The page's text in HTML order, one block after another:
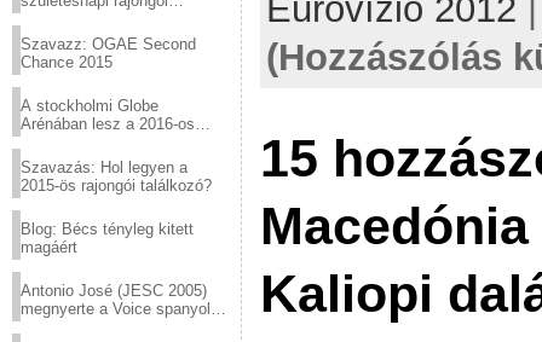
Szavazz: OGAE Second
Chance 2015
A stockholmi Globe
Arénában lesz a 2016-os
Szavazás: Hol legyen a
2015-ös rajongói találkozó?
Blog: Bécs tényleg kitett
magáért
Antonio José (JESC 2005)
megnyerte a Voice spanyol
Eurovízió 2012
(Hozzászólás
15
Kaliopi